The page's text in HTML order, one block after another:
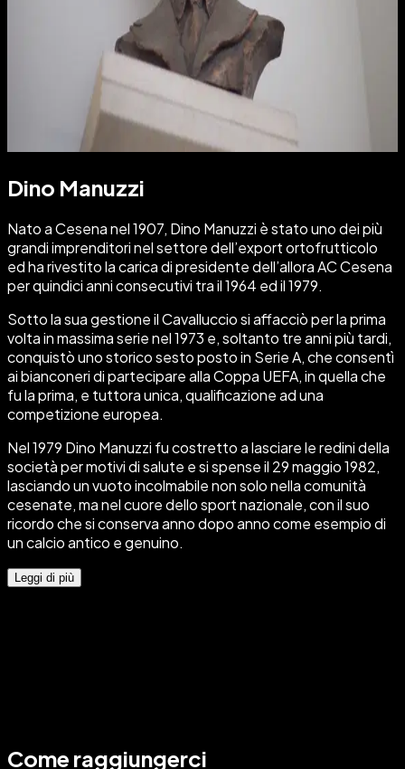
Dino Manuzzi
Nato a Cesena nel 1907, Dino Manuzzi è stato uno dei più
grandi imprenditori nel settore dell’export ortofrutticolo
ed ha rivestito la carica di presidente dell’allora AC Cesena
per quindici anni consecutivi tra il 1964 ed il 1979.
Sotto la sua gestione il Cavalluccio si affacciò per la prima
volta in massima serie nel 1973 e, soltanto tre anni più tardi,
conquistò uno storico sesto posto in Serie A, che consentì
ai bianconeri di partecipare alla Coppa UEFA, in quella che
fu la prima, e tuttora unica, qualificazione ad una
competizione europea.
Nel 1979 Dino Manuzzi fu costretto a lasciare le redini della
società per motivi di salute e si spense il 29 maggio 1982,
lasciando un vuoto incolmabile non solo nella comunità
cesenate, ma nel cuore dello sport nazionale, con il suo
ricordo che si conserva anno dopo anno come esempio di
un calcio antico e genuino.
Leggi di più
Come raggiungerci